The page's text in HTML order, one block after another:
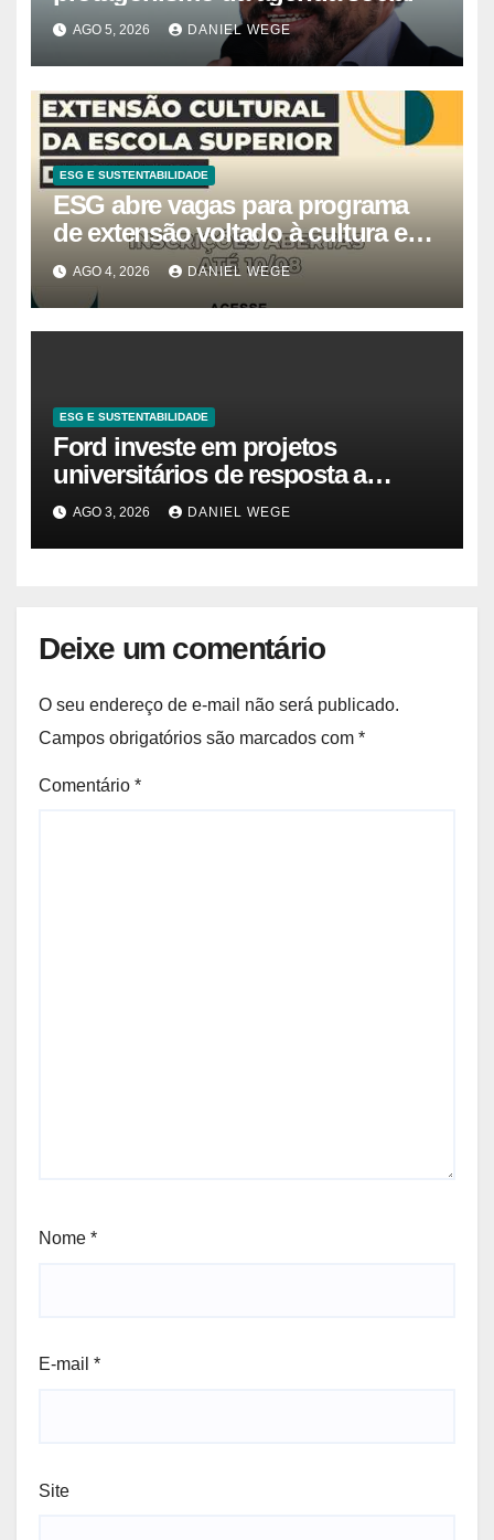
AGO 5, 2026 DANIEL WEGE
ESG E SUSTENTABILIDADE
ESG abre vagas para programa
de extensão voltado à cultura e
estudos estratégicos
AGO 4, 2026 DANIEL WEGE
ESG E SUSTENTABILIDADE
Ford investe em projetos
universitários de resposta a
desastres e emergências no Brasil
AGO 3, 2026 DANIEL WEGE
Deixe um comentário
O seu endereço de e-mail não será publicado.
Campos obrigatórios são marcados com *
Comentário *
Nome *
E-mail *
Site